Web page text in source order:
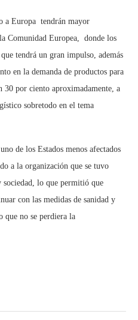
a Europa tendrán mayor
Comunidad Europea, donde los
tendrá un gran impulso, además
en la demanda de productos para
30 por ciento aproximadamente, a
sobretodo en el tema
de los Estados menos afectados
a la organización que se tuvo
lo que permitió que
con las medidas de sanidad y
que no se perdiera la